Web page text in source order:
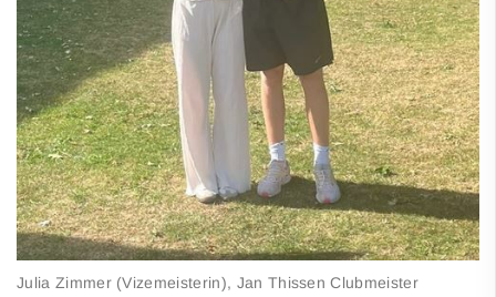
Julia Zimmer (Vizemeisterin), Jan Thissen Clubmeister